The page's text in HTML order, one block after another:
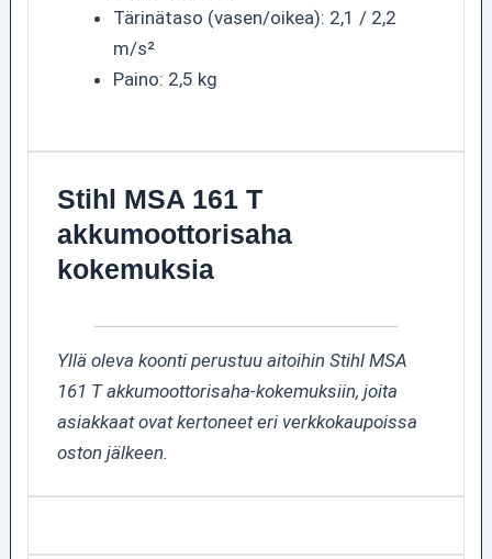
Tärinätaso (vasen/oikea): 2,1 / 2,2
m/s²
Paino: 2,5 kg
Stihl MSA 161 T
akkumoottorisaha
kokemuksia
Yllä oleva koonti perustuu aitoihin Stihl MSA
161 T akkumoottorisaha-kokemuksiin, joita
asiakkaat ovat kertoneet eri verkkokaupoissa
oston jälkeen.